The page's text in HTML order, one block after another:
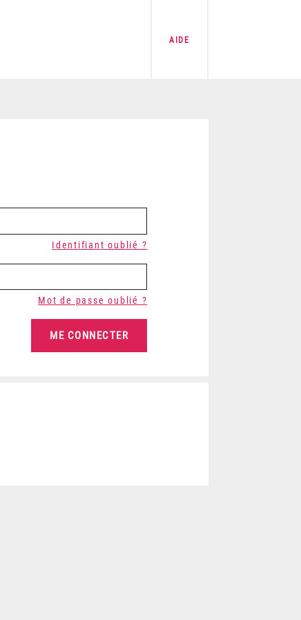
AIDE
Identifiant oublié ?
Mot de passe oublié ?